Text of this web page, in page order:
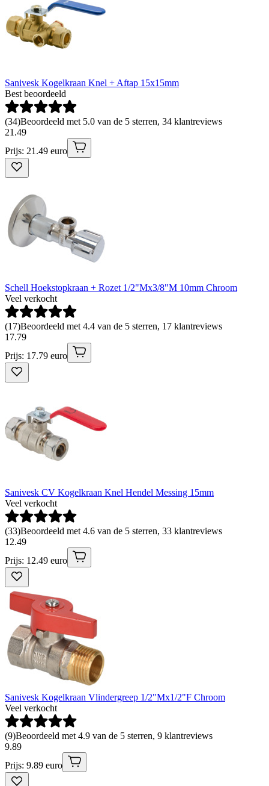
Sanivesk Kogelkraan Knel + Aftap 15x15mm
Best beoordeeld
(34)Beoordeeld met 5.0 van de 5 sterren, 34 klantreviews
21 .49
Prijs: 21.49 euro
Schell Hoekstopkraan + Rozet 1/2"Mx3/8"M 10mm Chroom
Veel verkocht
(17)Beoordeeld met 4.4 van de 5 sterren, 17 klantreviews
17.79
Prijs: 17.79 euro
Sanivesk CV Kogelkraan Knel Hendel Messing 15mm
Veel verkocht
(33)Beoordeeld met 4.6 van de 5 sterren, 33 klantreviews
12.49
Prijs: 12.49 euro
Sanivesk Kogelkraan Vlindergreep 1/2"Mx1/2"F Chroom
Veel verkocht
(9)Beoordeeld met 4.9 van de 5 sterren, 9 klantreviews
9.89
Prijs: 9.89 euro